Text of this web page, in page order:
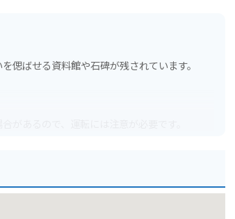
偲ばせる資料館や石碑が残されています。
があるので、運転には注意が必要です。